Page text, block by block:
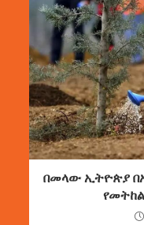
በመላው ኢትዮጵያ